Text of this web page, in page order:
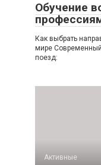
Обучение
Как выбрать
мире
поезд:
Активные